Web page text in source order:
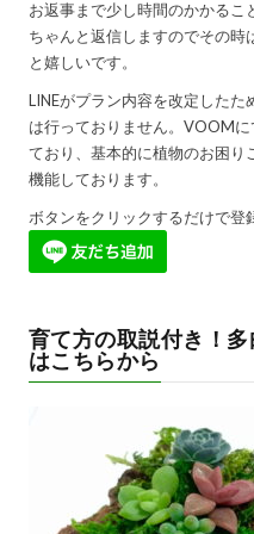
お返事まで少し時間のかかるこ
ちゃんと返信しますのでその時
と嬉しいです。
LINEがプラン内容を改定したた
は行っておりません。VOOMに
ており、基本的に植物のお困り
機能しております。
ボタンをクリックするだけで登
育て方の取説付き！
はこちらから